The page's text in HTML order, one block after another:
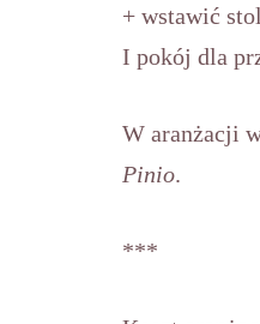
+ wstawić
I pokój dla
W aranżacji
Pinio.
***